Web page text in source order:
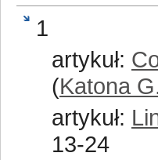
1
artykuł:
(Katona
artykuł:
13-24